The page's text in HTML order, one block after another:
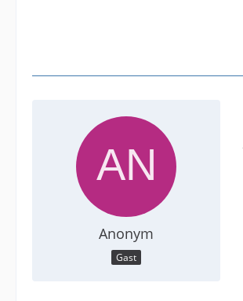
Anonym
Gast